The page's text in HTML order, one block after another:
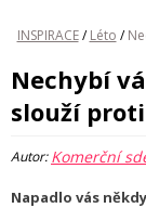
INSPIRACE / Léto /
Nechybí
slouží
Autor:Komerční
Napadlo vás